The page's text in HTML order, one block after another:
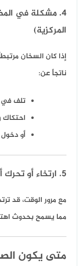
4. مشكلة في
المركزية)
إذا كان السخان
ناتجاً عن:
تلف في
احتكاك
أو
5. ارتخاء أو تحرك أجزاء داخلية
مع مرور الوقت، قد
مما يسمح بحدوث
متى يكون